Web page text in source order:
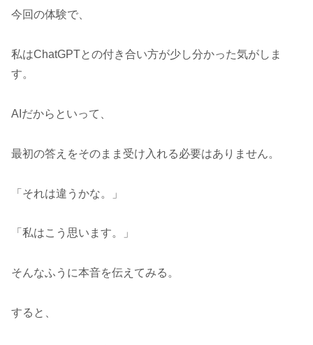
今回の体験で、
私はChatGPTとの付き合い方が少し分かった気がしま
す。
AIだからといって、
最初の答えをそのまま受け入れる必要はありません。
「それは違うかな。」
「私はこう思います。」
そんなふうに本音を伝えてみる。
すると、